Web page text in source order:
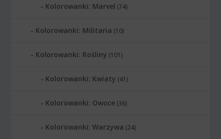
Kolorowanki: Marvel (74)
Kolorowanki: Militaria (10)
Kolorowanki: Rośliny (101)
Kolorowanki: Kwiaty (41)
Kolorowanki: Owoce (36)
Kolorowanki: Warzywa (24)